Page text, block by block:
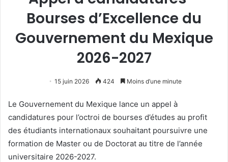
Bourses d’Excellence du
Gouvernement du Mexique
2026-2027
15 juin 2026 424 Moins d’une minute
Le Gouvernement du Mexique lance un appel à
candidatures pour l’octroi de bourses d’études au profit
des étudiants internationaux souhaitant poursuivre une
formation de Master ou de Doctorat au titre de l’année
universitaire 2026-2027.